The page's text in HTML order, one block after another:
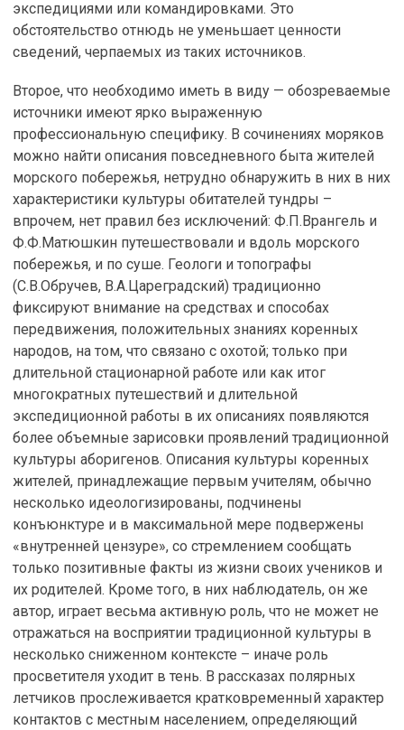
экспедициями или командировками. Это
обстоятельство отнюдь не уменьшает ценности
сведений, черпаемых из таких источников.
Второе, что необходимо иметь в виду — обозреваемые
источники имеют ярко выраженную
профессиональную специфику. В сочинениях моряков
можно найти описания повседневного быта жителей
морского побережья, нетрудно обнаружить в них в них
характеристики культуры обитателей тундры –
впрочем, нет правил без исключений: Ф.П.Врангель и
Ф.Ф.Матюшкин путешествовали и вдоль морского
побережья, и по суше. Геологи и топографы
(С.В.Обручев, В.А.Цареградский) традиционно
фиксируют внимание на средствах и способах
передвижения, положительных знаниях коренных
народов, на том, что связано с охотой; только при
длительной стационарной работе или как итог
многократных путешествий и длительной
экспедиционной работы в их описаниях появляются
более объемные зарисовки проявлений традиционной
культуры аборигенов. Описания культуры коренных
жителей, принадлежащие первым учителям, обычно
несколько идеологизированы, подчинены
конъюнктуре и в максимальной мере подвержены
«внутренней цензуре», со стремлением сообщать
только позитивные факты из жизни своих учеников и
их родителей. Кроме того, в них наблюдатель, он же
автор, играет весьма активную роль, что не может не
отражаться на восприятии традиционной культуры в
несколько сниженном контексте – иначе роль
просветителя уходит в тень. В рассказах полярных
летчиков прослеживается кратковременный характер
контактов с местным населением, определяющий